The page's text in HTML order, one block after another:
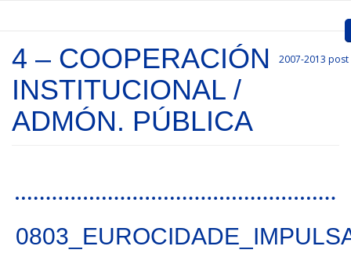
Inicio
Presentation
Documents
2007-2013 post
4 – COOPERACIÓN
INSTITUCIONAL /
ADMÓN. PÚBLICA